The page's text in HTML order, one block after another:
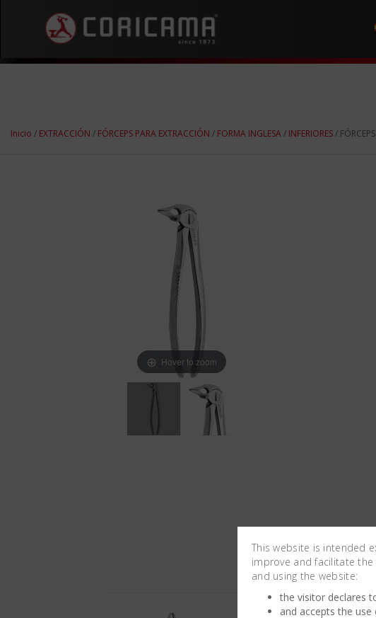
Inicio / EXTRACCIÓN / FÓRCEPS PARA EXTRACCIÓN / FORMA INGLESA/ INFERIORES/
Hover to zoom
This website is intended
improve and facilitate
and using the website:
the visitor declares
and accepts the use